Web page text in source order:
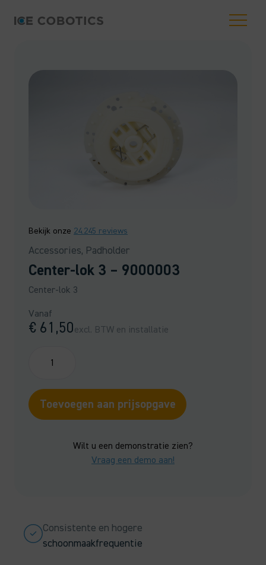
Bekijk onze 24.245 reviews
Accessories, Padholder
Center-lok 3 – 9000003
Center-lok 3
Vanaf
€ 61,50excl. BTW en installatie
-
9000003
aantal
Toevoegen aan prijsopgave
Wilt u een demonstratie zien?
Vraag een demo aan!
Consistente en hogere
schoonmaakfrequentie